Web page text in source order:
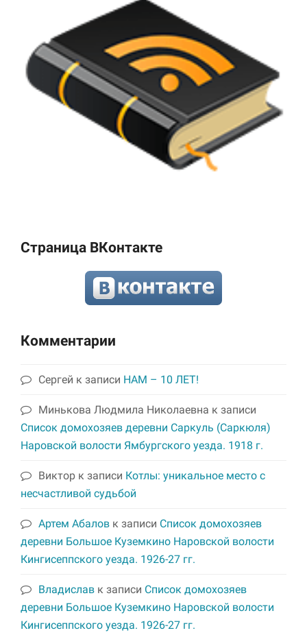
Страница ВКонтакте
Комментарии
Сергей к записи НАМ – 10 ЛЕТ!
Минькова Людмила Николаевна к записи
Список домохозяев деревни Саркуль (Саркюля)
Наровской волости Ямбургского уезда. 1918 г.
Виктор к записи Котлы: уникальное место с
несчастливой судьбой
Артем Абалов к записи Список домохозяев
деревни Большое Куземкино Наровской волости
Кингисеппского уезда. 1926-27 гг.
Владислав к записи Список домохозяев
деревни Большое Куземкино Наровской волости
Кингисеппского уезда. 1926-27 гг.